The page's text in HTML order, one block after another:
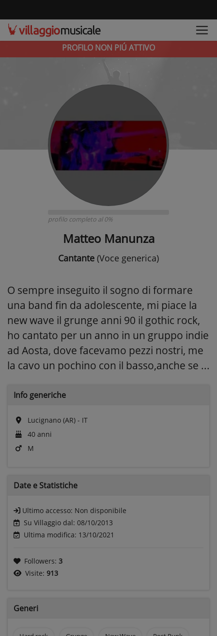
PROFILO NON PIÚ ATTIVO
profilo completo al 0%
Matteo Manunza
Cantante (Voce generica)
O sempre inseguito il sogno di formare
una band fin da adolescente, mi piace la
new wave il grunge anni 90 il gothic rock,
ho cantato per un anno in un gruppo indie
ad Aosta, dove facevamo pezzi nostri, me
la cavo un pochino con il basso,anche se ...
Info generiche
Lucignano (AR) - IT
40 anni
M
Date e Statistiche
Ultimo accesso: Non disponibile
Su Villaggio dal: 08/10/2013
Ultima modifica: 13/10/2021
Followers: 3
Visite: 913
Generi